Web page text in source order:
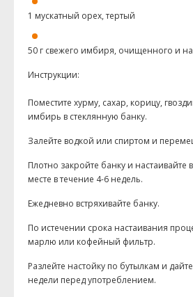
1 мускатный орех, тертый
50 г свежего имбиря, очищенного и
Инструкции:
Поместите хурму, сахар, корицу,
имбирь в стеклянную банку.
Залейте водкой или спиртом и
Плотно закройте банку и
месте в течение 4-6 недель.
Ежедневно встряхивайте банку.
По истечении срока настаивания
марлю или кофейный фильтр.
Разлейте настойку по бутылкам и
недели перед употреблением.